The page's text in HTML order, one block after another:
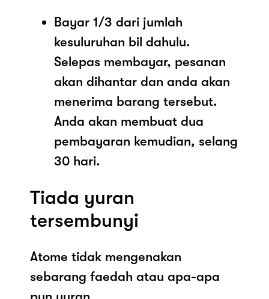
Bayar 1/3 dari jumlah
kesuluruhan bil dahulu.
Selepas membayar, pesanan
akan dihantar dan anda akan
menerima barang tersebut.
Anda akan membuat dua
pembayaran kemudian, selang
30 hari.
Tiada yuran
tersembunyi
Atome tidak mengenakan
sebarang faedah atau apa-apa